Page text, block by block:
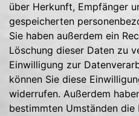
über Herkunft, Empfänger
gespeicherten
Sie haben außerdem ein
Löschung dieser Daten zu
Einwilligung zur
können Sie diese
widerrufen. Außerdem
bestimmten Umständen die